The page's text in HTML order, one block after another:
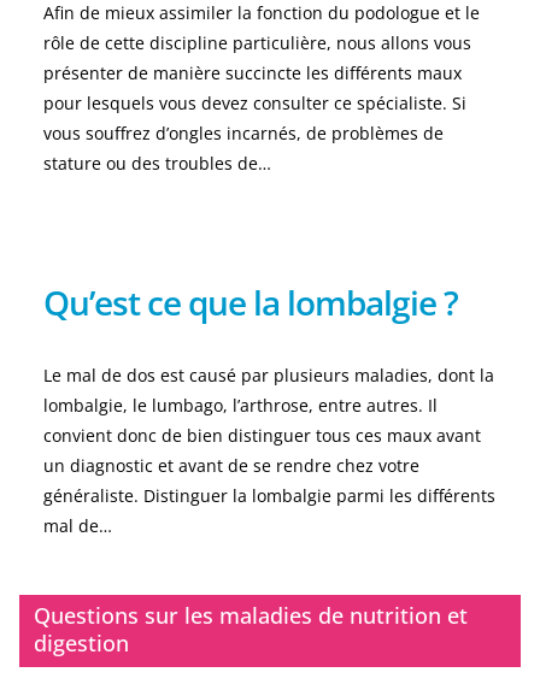
Afin de mieux assimiler la fonction du podologue et le
rôle de cette discipline particulière, nous allons vous
présenter de manière succincte les différents maux
pour lesquels vous devez consulter ce spécialiste. Si
vous souffrez d’ongles incarnés, de problèmes de
stature ou des troubles de…
Qu’est ce que la lombalgie ?
Le mal de dos est causé par plusieurs maladies, dont la
lombalgie, le lumbago, l’arthrose, entre autres. Il
convient donc de bien distinguer tous ces maux avant
un diagnostic et avant de se rendre chez votre
généraliste. Distinguer la lombalgie parmi les différents
mal de…
Questions sur les maladies de nutrition et
digestion